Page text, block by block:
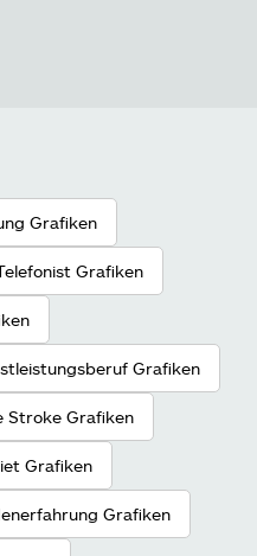
Grafiken
Grafiken
Grafiken
Stroke Grafiken
Grafiken
Grafiken